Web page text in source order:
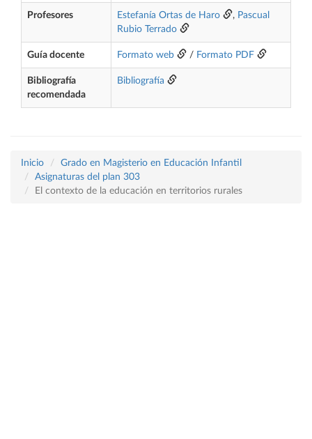
Profesores Estefanía Ortas de Haro , Pascual
Rubio Terrado
Guía docente Formato web / Formato PDF
Bibliografía
recomendada
Bibliografía
Inicio
Grado en Magisterio en Educación Infantil
Asignaturas del plan 303
El contexto de la educación en territorios rurales